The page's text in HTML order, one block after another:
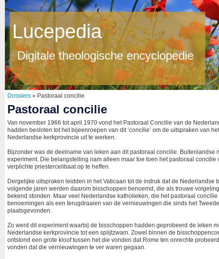
Lucepedia
Digitale theologische encyclopedie
Dossiers » Pastoraal concilie
Pastoraal concilie
Van november 1966 tot april 1970 vond het Pastoraal Concilie van de
hadden besloten tot het bijeenroepen van dit ‘concilie’ om de uitspraken van
Nederlandse kerkprovincie uit te werken.
Bijzonder was de deelname van leken aan dit pastoraal concilie.
experiment. Die belangstelling nam alleen maar toe toen het pastoraal
verplichte priestercelibaat op te heffen.
Dergelijke uitspraken leidden in het Vaticaan tot de indruk dat de
volgende jaren werden daarom bisschoppen benoemd, die als trouwe
bekend stonden. Maar veel Nederlandse katholieken, die het pastoraal
benoemingen als een terugdraaien van de vernieuwingen die sinds het
plaatsgevonden.
Zo werd dit experiment waarbij de bisschoppen hadden geprobeerd de leken
Nederlandse kerkprovincie tot een splijtzwam. Zowel binnen de
ontstond een grote kloof tussen het die vonden dat Rome ten onrechte
vonden dat die vernieuwingen te ver waren gegaan.